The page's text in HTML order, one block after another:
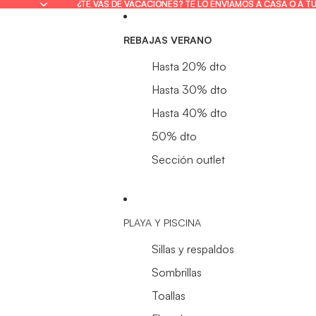
¿TE VAS DE VACACIONES? TE LO ENVIAMOS A CASA O A
¿TE VAS DE VACACIONES? TE LO ENVIAMOS A CASA O A
REBAJAS VERANO
Hasta 20% dto
Hasta 30% dto
Hasta 40% dto
50% dto
Sección outlet
PLAYA Y PISCINA
Sillas y respaldos
Sombrillas
Toallas